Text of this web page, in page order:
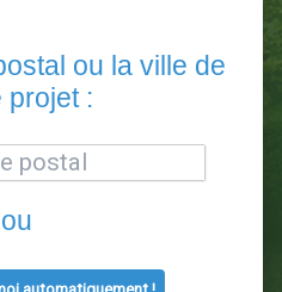
votre projet :